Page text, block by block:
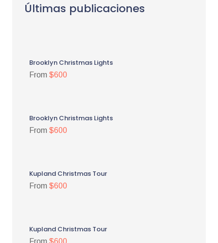
Últimas publicaciones
Brooklyn Christmas Lights
From $600
Brooklyn Christmas Lights
From $600
Kupland Christmas Tour
From $600
Kupland Christmas Tour
From $600